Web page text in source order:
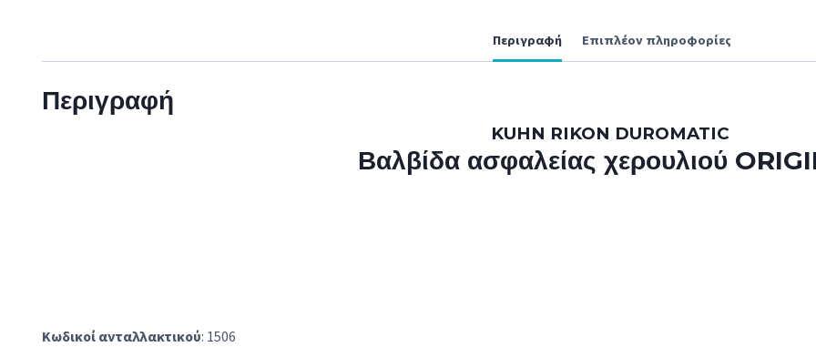
Περιγραφή Επιπλέον πληροφορίες
Περιγραφή
KUHN RIKON DUROMATIC
Βαλβίδα ασφαλείας χερουλιού
Κωδικοί ανταλλακτικού: 1506